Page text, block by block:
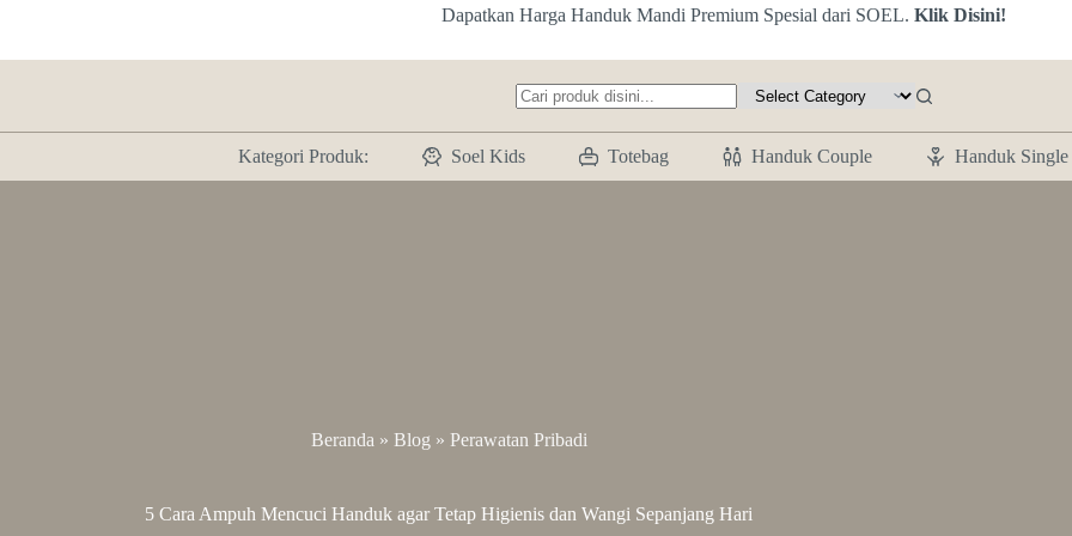
Dapatkan Harga Handuk Mandi Premium Spesial dari SOEL. Klik Disini!
Kategori Produk:
Soel Kids Totebag Handuk Couple Handuk Single
Beranda » Blog » Perawatan Pribadi
5 Cara Ampuh Mencuci Handuk agar Tetap Higienis dan Wangi Sepanjang Hari